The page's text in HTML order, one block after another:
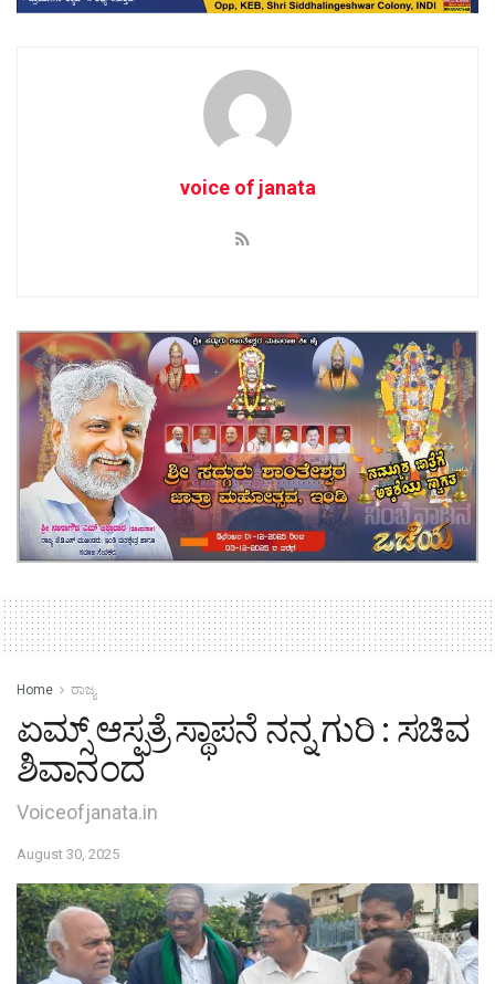
voice of janata
Home ರಾಜ್ಯ
ಏಮ್ಸ್ ಆಸ್ಪತ್ರೆ ಸ್ಥಾಪನೆ ನನ್ನ ಗುರಿ : ಸಚಿವ
ಶಿವಾನಂದ
Voiceofjanata.in
August 30, 2025